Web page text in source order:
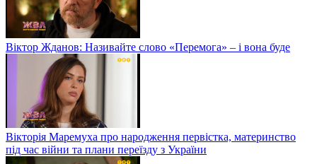
Віктор Жданов: Називайте слово «Перемога» – і вона буде
Вікторія Маремуха про народження первістка, материнство
під час війни та плани переїзду з України